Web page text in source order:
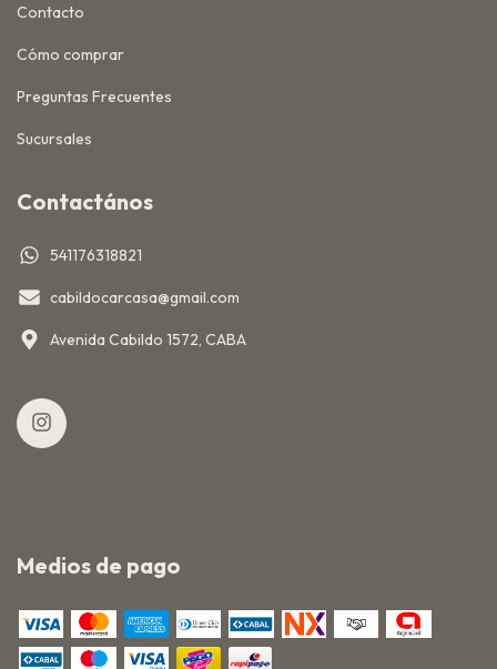
Contacto
Cómo comprar
Preguntas Frecuentes
Sucursales
Contactános
541176318821
cabildocarcasa@gmail.com
Avenida Cabildo 1572, CABA
Medios de pago